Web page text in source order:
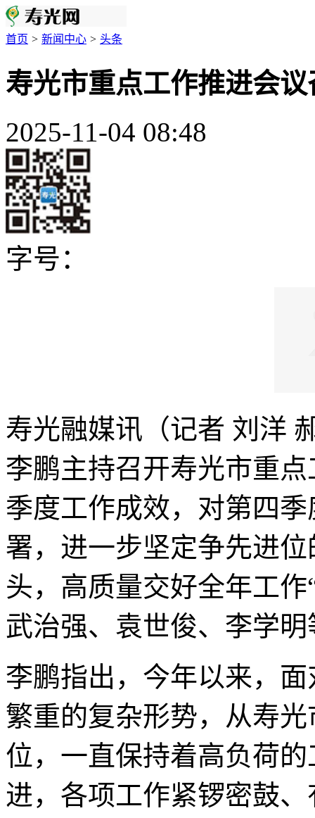
首页 > 新闻中心 > 头条
寿光市重点工作推进会议
2025-11-04 08:48
字号：
寿光融媒讯（记者 刘洋
李鹏主持召开寿光市重
季度工作成效，对第四
署，进一步坚定争先进
头，高质量交好全年工
武治强、袁世俊、李学
李鹏指出，今年以来，
繁重的复杂形势，从寿
位，一直保持着高负荷
进，各项工作紧锣密鼓